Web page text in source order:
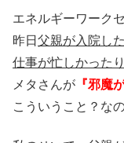
エネルギーワーク
昨日 父親が入院した
仕事が忙しかったり
メタさんが 『邪魔
こういうこと？な